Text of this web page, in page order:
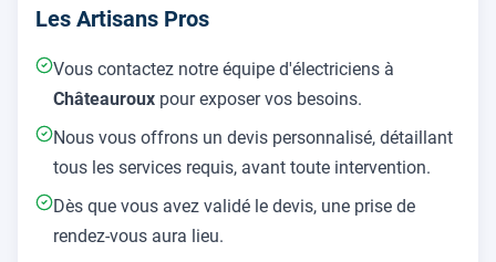
Les Artisans Pros
Vous contactez notre équipe d'électriciens à
Châteauroux pour exposer vos besoins.
Nous vous offrons un devis personnalisé, détaillant
tous les services requis, avant toute intervention.
Dès que vous avez validé le devis, une prise de
rendez-vous aura lieu.